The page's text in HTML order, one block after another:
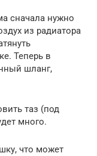
сначала нужно
из радиатора
Теперь в
шланг,
таз (под
много.
что может